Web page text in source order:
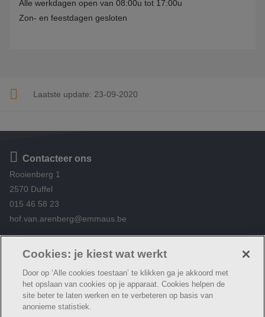
Alle werkdagen open van 08:00u tot 17:00u
Zon- en feestdagen gesloten
Laatste update: 23-09-2020
Contacteer ons
Rooienberg 1
2570 Duffel
015 46 58 23
hof.van.arenberg@emmaus.be
Arenberg-376696345834584/
© Woonzorg Emmaüs
Cookies: je kiest wat werkt
Door op ‘Alle cookies toestaan’ te klikken ga je akkoord met
het opslaan van cookies op je apparaat. Cookies helpen de
site beter te laten werken en te verbeteren op basis van
anonieme statistiek.